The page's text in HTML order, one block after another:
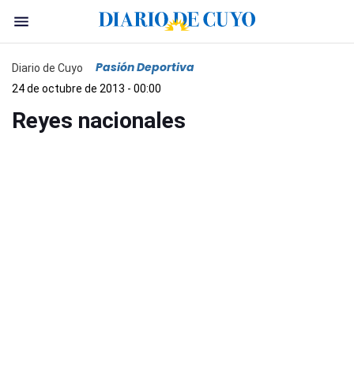
Diario de Cuyo Pasión Deportiva
24 de octubre de 2013 - 00:00
Reyes nacionales